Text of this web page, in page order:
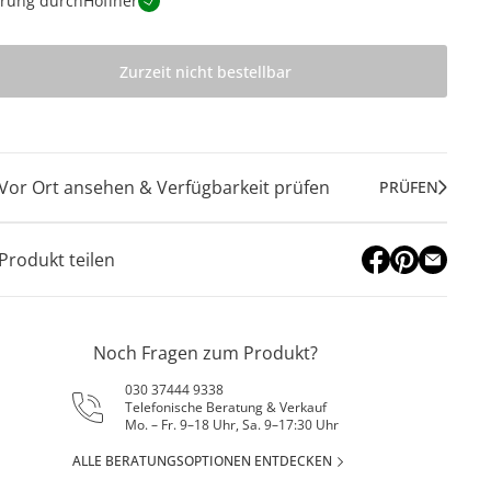
Zurzeit nicht bestellbar
Ort ansehen & Verfügbarkeit prüfen PRÜFEN
teilen
Noch Fragen zum Produkt?
030 37444 9338
Telefonische Beratung & Verkauf
Mo. – Fr. 9–18 Uhr, Sa. 9–17:30 Uhr
ALLE BERATUNGSOPTIONEN ENTDECKEN